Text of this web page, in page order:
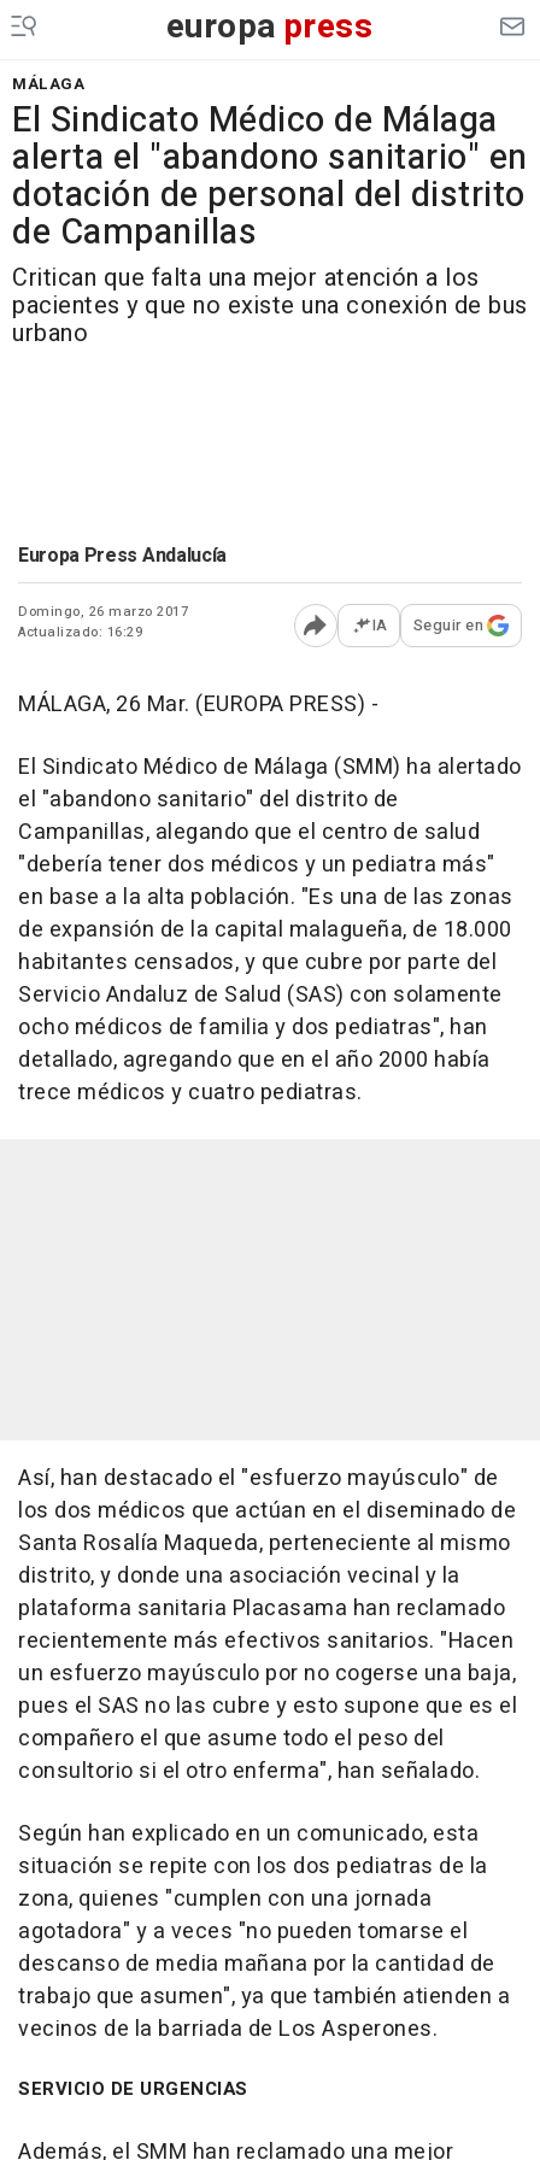
europa press
MÁLAGA
El Sindicato Médico de Málaga
alerta el "abandono sanitario" en
dotación de personal del distrito
de Campanillas
Critican que falta una mejor atención a los
pacientes y que no existe una conexión de bus
urbano
Europa Press Andalucía
Domingo, 26 marzo 2017
Actualizado: 16:29
Abrir opciones para
IA Seguir en
MÁLAGA, 26 Mar. (EUROPA PRESS) -
El Sindicato Médico de Málaga (SMM) ha alertado
el "abandono sanitario" del distrito de
Campanillas, alegando que el centro de salud
"debería tener dos médicos y un pediatra más"
en base a la alta población. "Es una de las zonas
de expansión de la capital malagueña, de 18.000
habitantes censados, y que cubre por parte del
Servicio Andaluz de Salud (SAS) con solamente
ocho médicos de familia y dos pediatras", han
detallado, agregando que en el año 2000 había
trece médicos y cuatro pediatras.
Así, han destacado el "esfuerzo mayúsculo" de
los dos médicos que actúan en el diseminado de
Santa Rosalía Maqueda, perteneciente al mismo
distrito, y donde una asociación vecinal y la
plataforma sanitaria Placasama han reclamado
recientemente más efectivos sanitarios. "Hacen
un esfuerzo mayúsculo por no cogerse una baja,
pues el SAS no las cubre y esto supone que es el
compañero el que asume todo el peso del
consultorio si el otro enferma", han señalado.
Según han explicado en un comunicado, esta
situación se repite con los dos pediatras de la
zona, quienes "cumplen con una jornada
agotadora" y a veces "no pueden tomarse el
descanso de media mañana por la cantidad de
trabajo que asumen", ya que también atienden a
vecinos de la barriada de Los Asperones.
SERVICIO DE URGENCIAS
Además, el SMM han reclamado una mejor